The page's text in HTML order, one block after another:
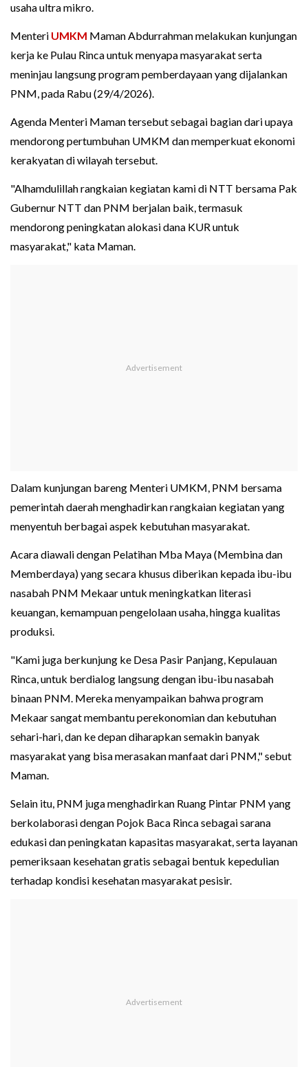
usaha ultra mikro.
Menteri UMKM Maman Abdurrahman melakukan kunjungan
kerja ke Pulau Rinca untuk menyapa masyarakat serta
meninjau langsung program pemberdayaan yang dijalankan
PNM, pada Rabu (29/4/2026).
Agenda Menteri Maman tersebut sebagai bagian dari upaya
mendorong pertumbuhan UMKM dan memperkuat ekonomi
kerakyatan di wilayah tersebut.
"Alhamdulillah rangkaian kegiatan kami di NTT bersama Pak
Gubernur NTT dan PNM berjalan baik, termasuk
mendorong peningkatan alokasi dana KUR untuk
masyarakat," kata Maman.
Dalam kunjungan bareng Menteri UMKM, PNM bersama
pemerintah daerah menghadirkan rangkaian kegiatan yang
menyentuh berbagai aspek kebutuhan masyarakat.
Acara diawali dengan Pelatihan Mba Maya (Membina dan
Memberdaya) yang secara khusus diberikan kepada ibu-ibu
nasabah PNM Mekaar untuk meningkatkan literasi
keuangan, kemampuan pengelolaan usaha, hingga kualitas
produksi.
"Kami juga berkunjung ke Desa Pasir Panjang, Kepulauan
Rinca, untuk berdialog langsung dengan ibu-ibu nasabah
binaan PNM. Mereka menyampaikan bahwa program
Mekaar sangat membantu perekonomian dan kebutuhan
sehari-hari, dan ke depan diharapkan semakin banyak
masyarakat yang bisa merasakan manfaat dari PNM," sebut
Maman.
Selain itu, PNM juga menghadirkan Ruang Pintar PNM yang
berkolaborasi dengan Pojok Baca Rinca sebagai sarana
edukasi dan peningkatan kapasitas masyarakat, serta layanan
pemeriksaan kesehatan gratis sebagai bentuk kepedulian
terhadap kondisi kesehatan masyarakat pesisir.